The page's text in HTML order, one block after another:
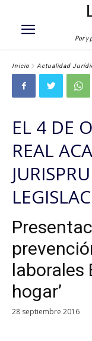
Por y
Inicio Actualidad
EL 4 DE
REAL
laborales
hogar’
28 septiembre 2016